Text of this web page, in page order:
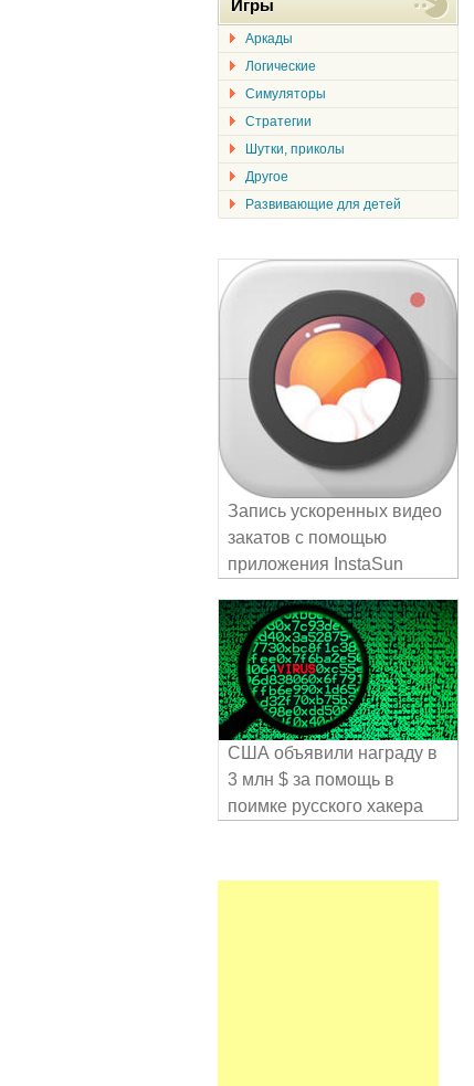
Игры
Аркады
Логические
Симуляторы
Стратегии
Шутки, приколы
Другое
Развивающие для детей
Запись ускоренных видео
закатов с помощью
приложения InstaSun
США объявили награду в
3 млн $ за помощь в
поимке русского хакера